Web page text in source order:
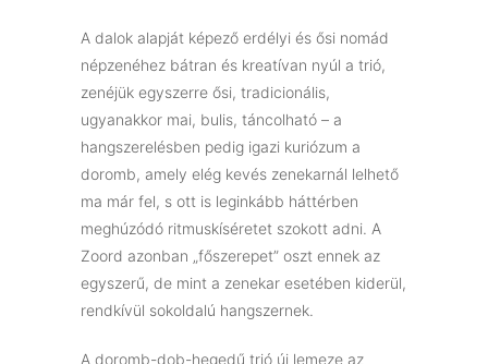
A dalok alapját képező erdélyi és ősi nomád
népzenéhez bátran és kreatívan nyúl a trió,
zenéjük egyszerre ősi, tradicionális,
ugyanakkor mai, bulis, táncolható – a
hangszerelésben pedig igazi kuriózum a
doromb, amely elég kevés zenekarnál lelhető
ma már fel, s ott is leginkább háttérben
meghúzódó ritmuskíséretet szokott adni. A
Zoord azonban „főszerepet” oszt ennek az
egyszerű, de mint a zenekar esetében kiderül,
rendkívül sokoldalú hangszernek.
A doromb-dob-hegedű trió új lemeze az